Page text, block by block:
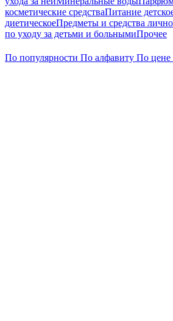
косметические средстваПитание
диетическоеПредметы и средства
по уходу за детьми и больнымиПрочее
По популярности По алфавиту По цене